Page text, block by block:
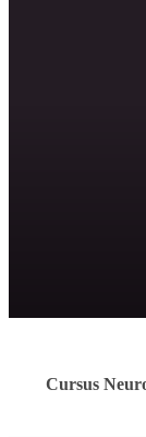
Cursus